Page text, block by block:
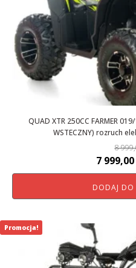
QUAD XTR 250CC FARMER
WSTECZNY) rozruch
8
cena
7 999,00
DODAJ DO
Promocja!